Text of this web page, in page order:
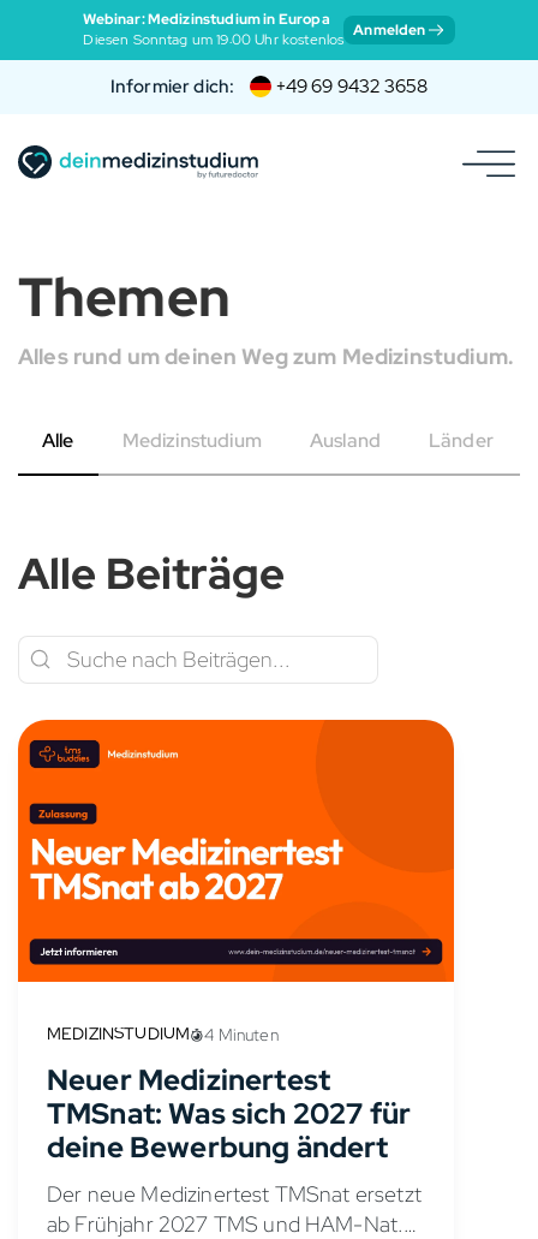
Webinar: Medizinstudium in Europa
Diesen Sonntag um 19:00 Uhr kostenlos Anmelden
Informier dich: +49 69 9432 3658
Themen
Alles rund um deinen Weg zum Medizinstudium.
Alle Medizinstudium Ausland Länder
Alle Beiträge
MEDIZINSTUDIUM 4 Minuten
Neuer Medizinertest
TMSnat: Was sich 2027 für
deine Bewerbung ändert
Der neue Medizinertest TMSnat ersetzt
ab Frühjahr 2027 TMS und HAM-Nat.